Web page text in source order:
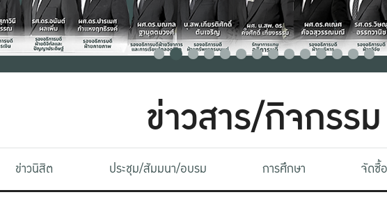
ข่าวสาร/กิจกรรม
ข่าวนิสิต ประชุม/สัมมนา/อบรม การศึกษา จัดซื้